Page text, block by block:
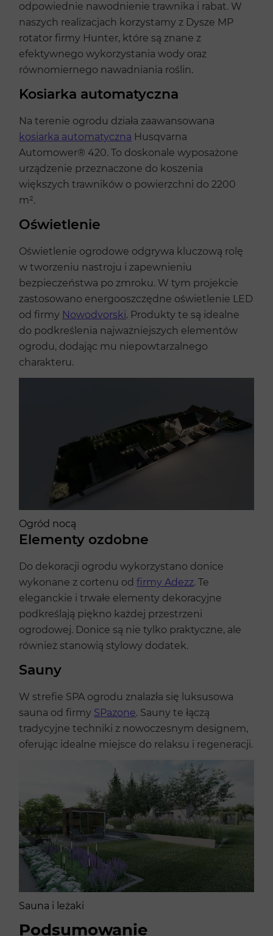
odpowiednie nawodnienie trawnika i rabat. W
naszych realizacjach korzystamy z Dysze MP
rotator firmy Hunter, które są znane z
efektywnego wykorzystania wody oraz
równomiernego nawadniania roślin.
Kosiarka automatyczna
Na terenie ogrodu działa zaawansowana
kosiarka automatyczna Husqvarna
Automower® 420. To doskonale wyposażone
urządzenie przeznaczone do koszenia
większych trawników o powierzchni do 2200
m².
Oświetlenie
Oświetlenie ogrodowe odgrywa kluczową rolę
w tworzeniu nastroju i zapewnieniu
bezpieczeństwa po zmroku. W tym projekcie
zastosowano energooszczędne oświetlenie LED
od firmy Nowodvorski. Produkty te są idealne
do podkreślenia najważniejszych elementów
ogrodu, dodając mu niepowtarzalnego
charakteru.
Ogród nocą
Elementy ozdobne
Do dekoracji ogrodu wykorzystano donice
wykonane z cortenu odfirmy Adezz. Te
eleganckie i trwałe elementy dekoracyjne
podkreślają piękno każdej przestrzeni
ogrodowej. Donice są nie tylko praktyczne, ale
również stanowią stylowy dodatek.
Sauny
W strefie SPA ogrodu znalazła się luksusowa
sauna od firmy SPazone. Sauny te łączą
tradycyjne techniki z nowoczesnym designem,
oferując idealne miejsce do relaksu i regeneracji.
Sauna i leżaki
Podsumowanie